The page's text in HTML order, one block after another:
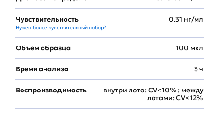
Чувствительность
Нужен более чувствительный набор?
0.31 нг/мл
Объем образца 100 мкл
Время анализа 3 ч
Воспроизводимость
внутри лота: CV<10% ; между
лотами: CV<12%